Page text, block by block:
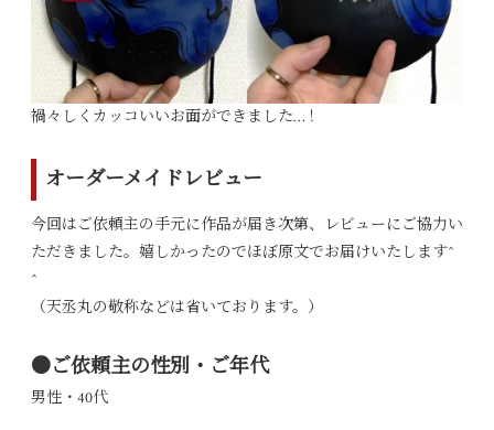
禍々しくカッコいいお面ができました…！
オーダーメイドレビュー
今回はご依頼主の手元に作品が届き次第、レビューにご協力い
ただきました。嬉しかったのでほぼ原文でお届けいたします^
^
（天丞丸の敬称などは省いております。）
●ご依頼主の性別・ご年代
男性・40代